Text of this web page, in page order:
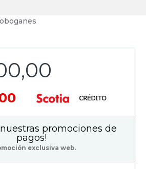
promociones de
pagos!
exclusiva web.